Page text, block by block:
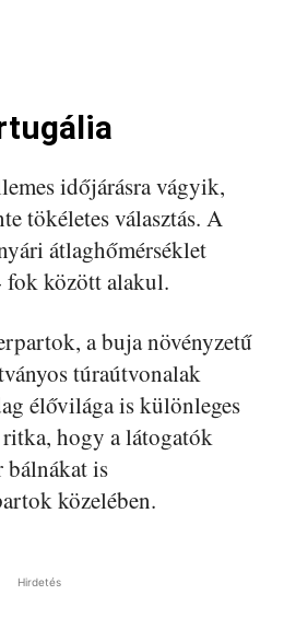
időjárásra vágyik,
tökéletes választás. A
átlaghőmérséklet
fok között alakul.
a buja növényzetű
túraútvonalak
élővilága is különleges
hogy a látogatók
bálnákat is
közelében.
Hirdetés